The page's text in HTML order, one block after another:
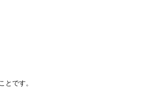
とです。